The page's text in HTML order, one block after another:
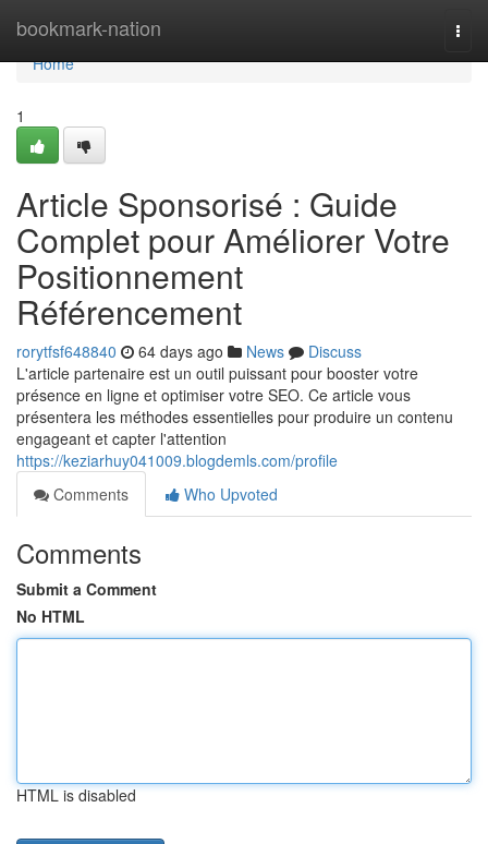
bookmark-nation
Home
Home
1
Article Sponsorisé : Guide
Complet pour Améliorer Votre
Positionnement
Référencement
rorytfsf648840 64 days ago News
Discuss
L'article partenaire est un outil puissant pour booster votre
présence en ligne et optimiser votre SEO. Ce article vous
présentera les méthodes essentielles pour produire un contenu
engageant et capter l'attention
https://keziarhuy041009.blogdemls.com/profile
Comments
Who Upvoted
Comments
Submit a Comment
No HTML
HTML is disabled